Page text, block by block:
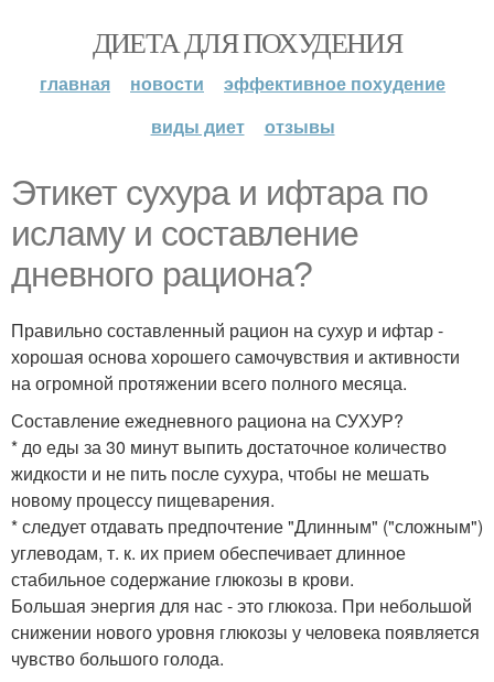
ДИЕТА ДЛЯ ПОХУДЕНИЯ
главная новости
эффективное похудение
виды диет
отзывы
Этикет сухура и ифтара по
исламу и составление
дневного рациона?
Правильно составленный рацион на сухур и ифтар -
хорошая основа хорошего самочувствия и активности
на огромной протяжении всего полного месяца.
Составление ежедневного рациона на СУХУР?
* до еды за 30 минут выпить достаточное количество
жидкости и не пить после сухура, чтобы не мешать
новому процессу пищеварения.
* следует отдавать предпочтение "Длинным" ("сложным")
углеводам, т. к. их прием обеспечивает длинное
стабильное содержание глюкозы в крови.
Большая энергия для нас - это глюкоза. При небольшой
снижении нового уровня глюкозы у человека появляется
чувство большого голода.